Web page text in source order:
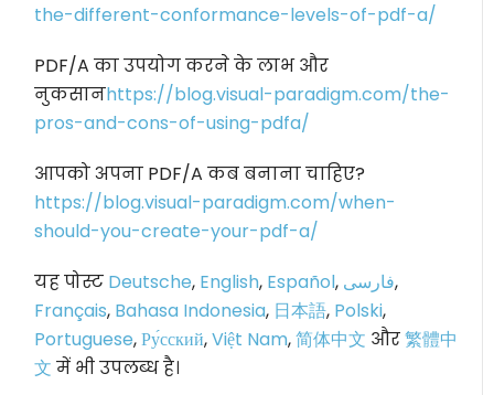
the-different-conformance-levels-of-pdf-a/
PDF/A का उपयोग करने के लाभ और
नुकसानhttps://blog.visual-paradigm.com/the-
pros-and-cons-of-using-pdfa/
आपको अपना PDF/A कब बनाना चाहिए?
https://blog.visual-paradigm.com/when-
should-you-create-your-pdf-a/
यह पोस्ट Deutsche, English, Español, فارسی,
Français, Bahasa Indonesia, 日本語, Polski,
Portuguese,Ру́сский,Việt Nam,简体中文 और繁體中
文 में भी उपलब्ध है।